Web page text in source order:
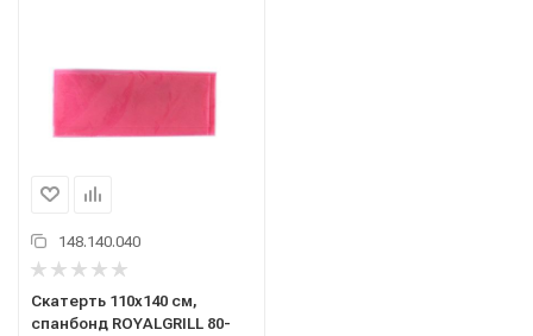
148.140.040
Скатерть 110х140 см,
спанбонд ROYALGRILL 80-